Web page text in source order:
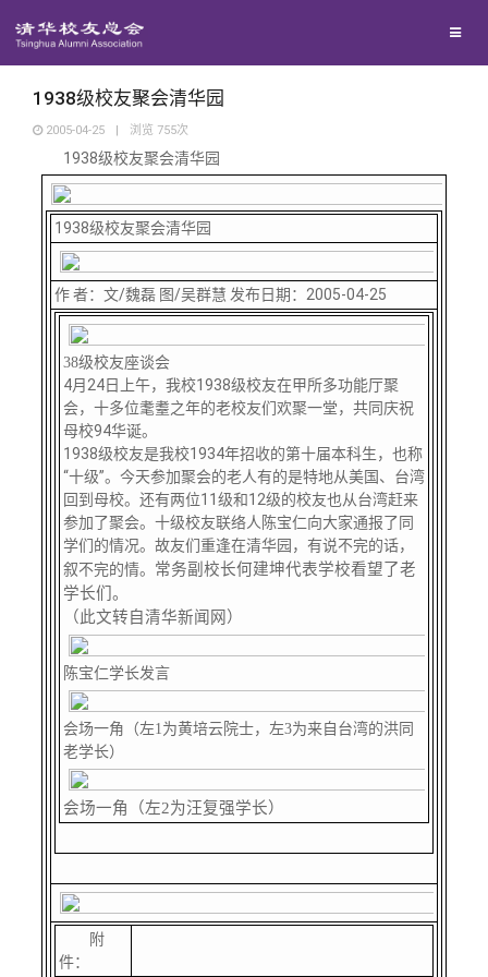
地区联络
年级联络
院系校友工作
专业委员会
回馈母校
捐赠项目
捐赠新闻
捐赠纪事
媒体平台
《清华校友通讯》
《水木清华》
百年清华
清华人物
校友文苑
校友讲坛
校友视界
校友服务
三创大赛
实用信息
校友总会
会长致辞
总会章程
理事会名单
制度法规
1938级校友聚会清华园
2005-04-25 | 浏览 755次
1938级校友聚会清华园
1938级校友聚会清华园
作 者：文/魏磊 图/吴群慧 发布日期：2005-04-25
38级校友座谈会
4月24日上午，我校1938级校友在甲所多功能厅聚
会，十多位耄耋之年的老校友们欢聚一堂，共同庆祝
母校94华诞。
1938级校友是我校1934年招收的第十届本科生，也称
“十级”。今天参加聚会的老人有的是特地从美国、台湾
回到母校。还有两位11级和12级的校友也从台湾赶来
参加了聚会。十级校友联络人陈宝仁向大家通报了同
学们的情况。故友们重逢在清华园，有说不完的话，
叙不完的情。 常务副校长何建坤代表学校看望了老
学长们。
（此文转自清华新闻网）
陈宝仁学长发言
会场一角（左1为黄培云院士，左3为来自台湾的洪同
老学长）
会场一角（左2为汪复强学长）
附
件：